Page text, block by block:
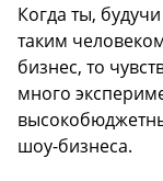
Когда ты,
таким
бизнес, то
много
шоу-бизнеса.